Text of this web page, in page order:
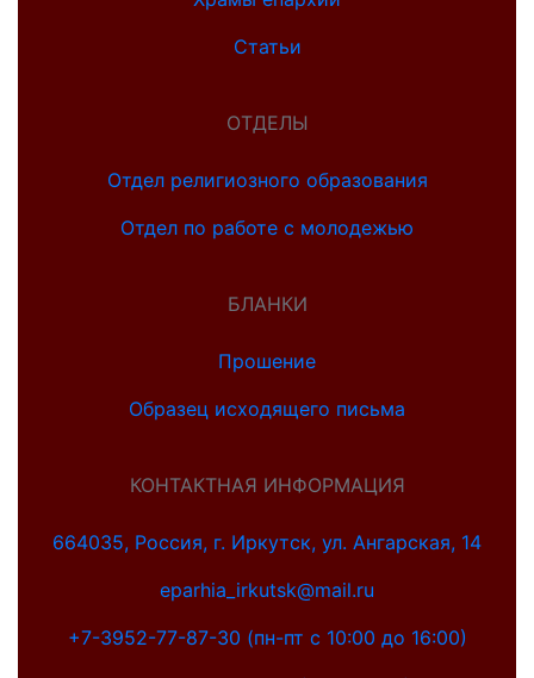
Статьи
ОТДЕЛЫ
Отдел религиозного образования
Отдел по работе с молодежью
БЛАНКИ
Прошение
Образец исходящего письма
КОНТАКТНАЯ ИНФОРМАЦИЯ
664035, Россия, г. Иркутск, ул. Ангарская, 14
eparhia_irkutsk@mail.ru
+7-3952-77-87-30 (пн-пт с 10:00 до 16:00)